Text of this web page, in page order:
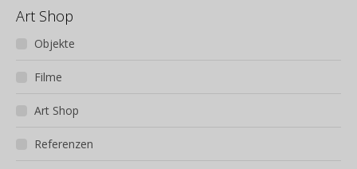
Art Shop
Objekte
Filme
Art Shop
Referenzen